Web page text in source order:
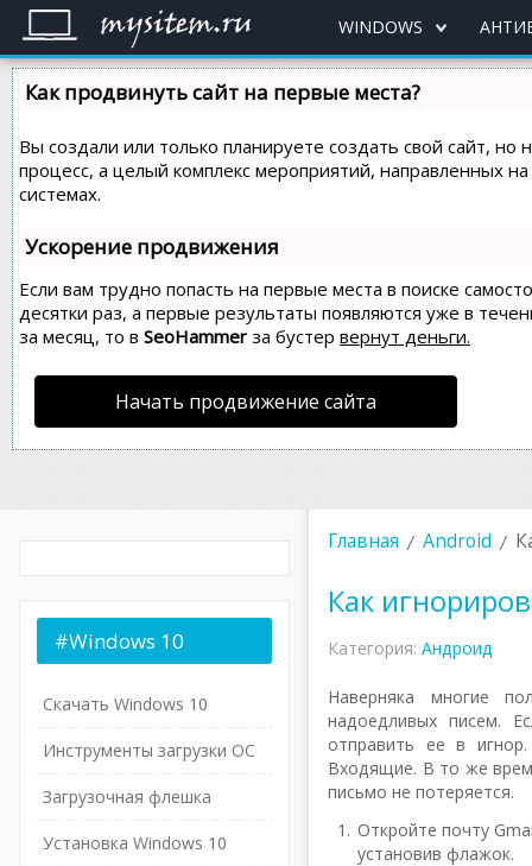
WINDOWS
Как продвинуть сайт на первые места?
Вы создали или только планируете создать свой сайт,
процесс, а целый комплекс мероприятий, направленных
системах.
Ускорение продвижения
Если вам трудно попасть на первые места в поиске
десятки раз, а первые результаты появляются уже в
за месяц, то в SeoHammer за бустер вернут деньги.
Начать продвижение сайта
Главная Android
Как
Категория: Андроид
Наверняка многие
надоедливых писем.
отправить ее в
Входящие. В то же
письмо не потеряется.
Откройте почту
установив флажок.
#Windows 10
Скачать Windows 10
Инструменты загрузки ОС
Загрузочная флешка
Установка Windows 10